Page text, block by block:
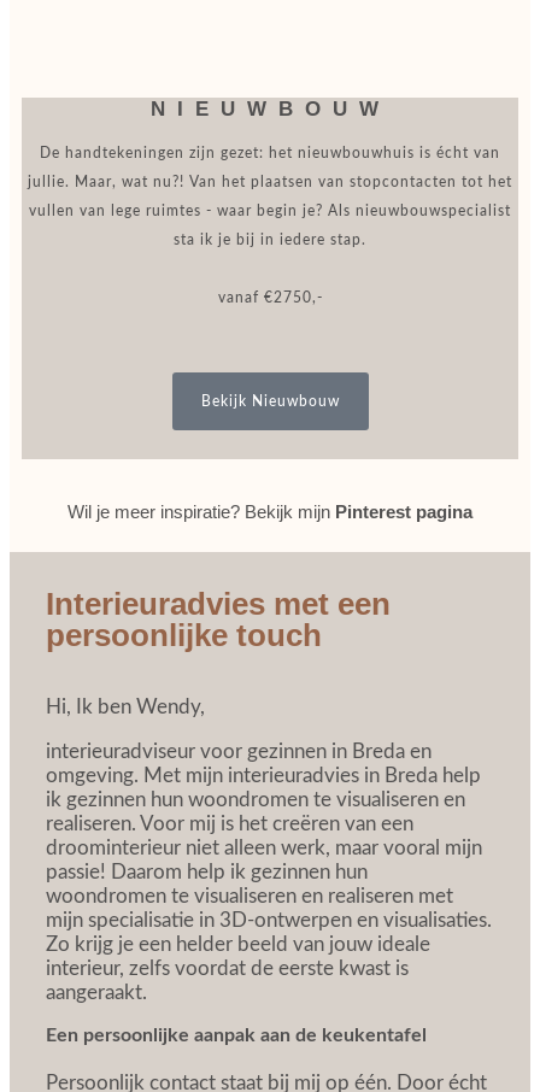
NIEUWBOUW
De handtekeningen zijn gezet: het nieuwbouwhuis is écht van
jullie. Maar, wat nu?! Van het plaatsen van stopcontacten tot het
vullen van lege ruimtes - waar begin je? Als nieuwbouwspecialist
sta ik je bij in iedere stap.
vanaf €2750,-
Bekijk Nieuwbouw
Wil je meer inspiratie? Bekijk mijn Pinterest pagina
Interieuradvies met een
persoonlijke touch
Hi, Ik ben Wendy,
interieuradviseur voor gezinnen in Breda en
omgeving. Met mijn interieuradvies in Breda help
ik gezinnen hun woondromen te visualiseren en
realiseren. Voor mij is het creëren van een
droominterieur niet alleen werk, maar vooral mijn
passie! Daarom help ik gezinnen hun
woondromen te visualiseren en realiseren met
mijn specialisatie in 3D-ontwerpen en visualisaties.
Zo krijg je een helder beeld van jouw ideale
interieur, zelfs voordat de eerste kwast is
aangeraakt.
Een persoonlijke aanpak aan de keukentafel
Persoonlijk contact staat bij mij op één. Door écht